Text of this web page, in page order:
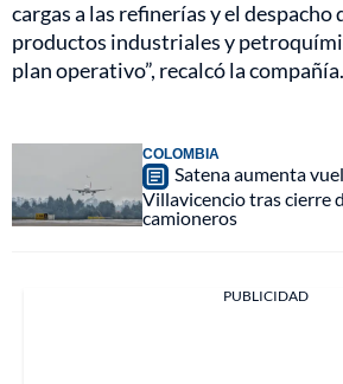
cargas a las refinerías y el
productos industriales y
plan operativo”, recalcó la compañía.
COLOMBIA
Satena aumenta
Villavicencio tras cierre
camioneros
PUBLICIDAD